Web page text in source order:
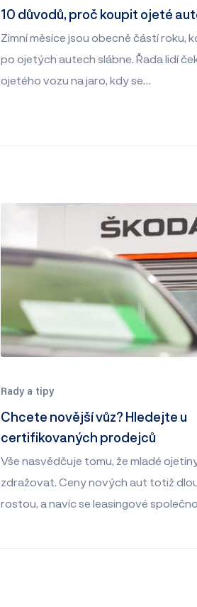
10 důvodů, proč koupit ojeté
Zimní měsíce jsou obecně částí roku,
po ojetých autech slábne. Řada lidí
ojetého vozu na jaro, kdy se…
Rady a tipy
Chcete novější vůz? Hledejte u
certifikovaných prodejců
Vše nasvědčuje tomu, že mladé
zdražovat. Ceny nových aut totiž
rostou, a navíc se leasingové